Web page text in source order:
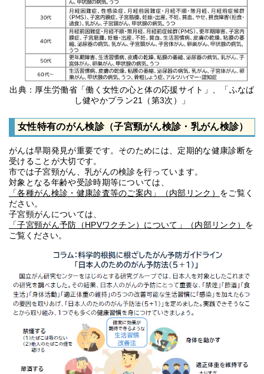
出典：厚生労働省「働く女性の心と体の応援サイト」、「ふなば
し健やかプラン21（第3次）」
女性特有のがん検診（子宮頸がん検診・乳がん検診）
がんは早期発見が重要です。そのためには、定期的な健康診断を
受けることが大切です。
市では子宮頸がん、乳がんの検診を行っています。
対象となる年齢や受診時期等については、
「各種がん検診・健康診査等のご案内」（内部リンク） をご覧く
ださい。
子宮頸がんについては、
「子宮頸がん予防（HPVワクチン）について」（内部リンク） を
ご覧ください。